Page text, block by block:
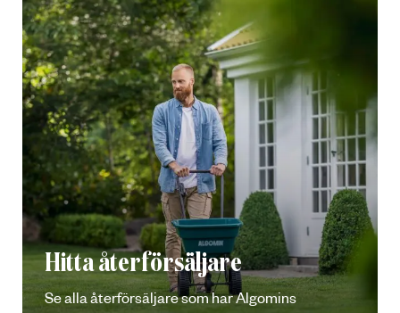
Hitta återförsäljare
Se alla återförsäljare som har Algomins